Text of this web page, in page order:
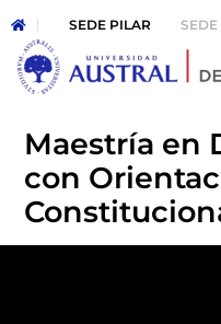
SEDE PILAR
Maestría en
con